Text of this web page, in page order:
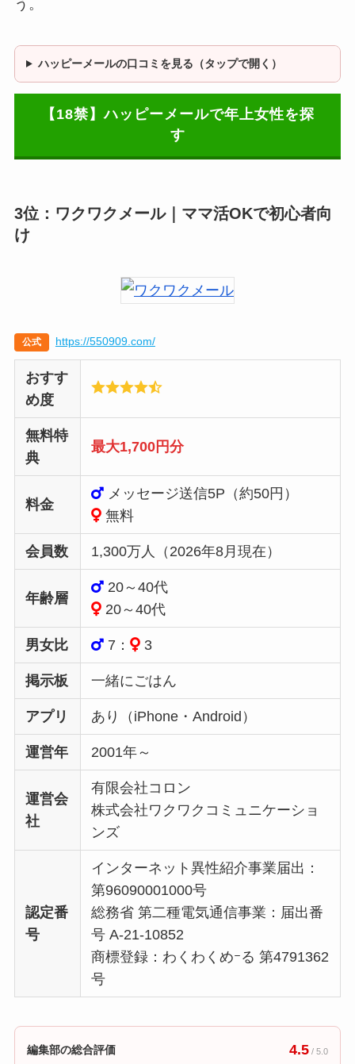
う。
ハッピーメールの口コミを見る（タップで開く）
【18禁】ハッピーメールで年上女性を探
す
3位：ワクワクメール｜ママ活OKで初心者向
け
公式 https://550909.com/
おすす
め度
無料特
典
最大1,700円分
料金
メッセージ送信5P（約50円）
無料
会員数 1,300万人（2026年8月現在）
年齢層
20～40代
20～40代
男女比 7： 3
掲示板 一緒にごはん
アプリ あり（iPhone・Android）
運営年 2001年～
運営会
社
有限会社コロン
株式会社ワクワクコミュニケーショ
ンズ
認定番
号
インターネット異性紹介事業届出：
第96090001000号
総務省 第二種電気通信事業：届出番
号 A-21-10852
商標登録：わくわくめｰる 第4791362
号
編集部の総合評価 4.5 / 5.0